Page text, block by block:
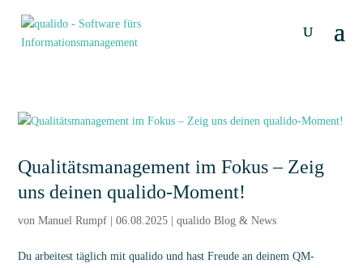
Qualitätsmanagement im Fokus – Zeig
uns deinen qualido-Moment!
vonManuel Rumpf |06.08.2025 |qualido Blog & News
Du arbeitest täglich mit qualido und hast Freude an deinem QM-